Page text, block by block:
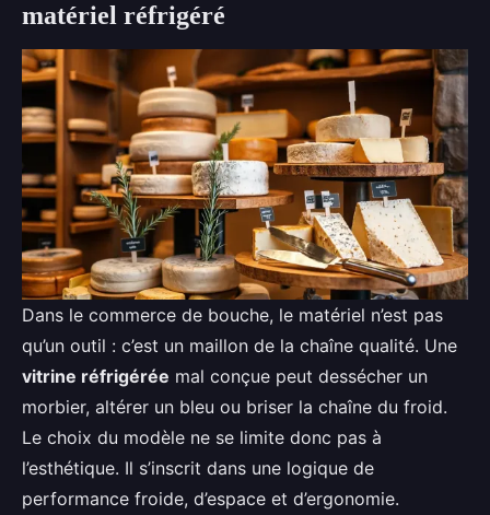
matériel réfrigéré
Dans le commerce de bouche, le matériel n’est pas
qu’un outil : c’est un maillon de la chaîne qualité. Une
vitrine réfrigérée mal conçue peut dessécher un
morbier, altérer un bleu ou briser la chaîne du froid.
Le choix du modèle ne se limite donc pas à
l’esthétique. Il s’inscrit dans une logique de
performance froide, d’espace et d’ergonomie.